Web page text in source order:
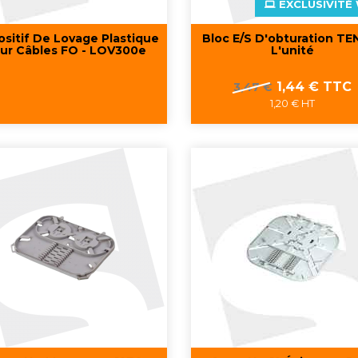
De Lovage Plastique
Câbles FO - LOV300e
Bloc E/S D'obturation
L'unité
Prix
3,47 € Prix
1,44 € TTC
1,20 € HT
EXCLUSIVITÉ